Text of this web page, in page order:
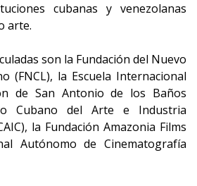
cubanas y venezolanas
arte.
son la Fundación del Nuevo
(FNCL), la Escuela Internacional
de San Antonio de los Baños
Cubano del Arte e Industria
la Fundación Amazonia Films
Autónomo de Cinematografía